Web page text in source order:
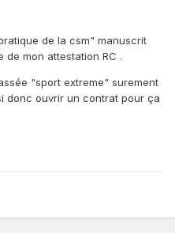
de la csm" manuscrit
mon attestation RC .
"sport extreme" surement
donc ouvrir un contrat pour ça